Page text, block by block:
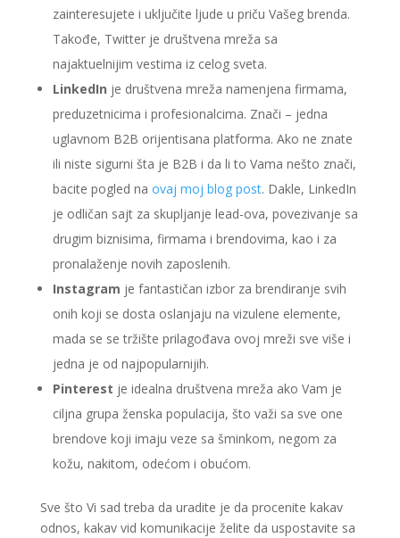
zainteresujete i uključite ljude u priču Vašeg brenda.
Takođe, Twitter je društvena mreža sa
najaktuelnijim vestima iz celog sveta.
LinkedIn je društvena mreža namenjena firmama,
preduzetnicima i profesionalcima. Znači – jedna
uglavnom B2B orijentisana platforma. Ako ne znate
ili niste sigurni šta je B2B i da li to Vama nešto znači,
bacite pogled na ovaj moj blog post. Dakle, LinkedIn
je odličan sajt za skupljanje lead-ova, povezivanje sa
drugim biznisima, firmama i brendovima, kao i za
pronalaženje novih zaposlenih.
Instagram je fantastičan izbor za brendiranje svih
onih koji se dosta oslanjaju na vizulene elemente,
mada se se tržište prilagođava ovoj mreži sve više i
jedna je od najpopularnijih.
Pinterest je idealna društvena mreža ako Vam je
ciljna grupa ženska populacija, što važi sa sve one
brendove koji imaju veze sa šminkom, negom za
kožu, nakitom, odećom i obućom.
Sve što Vi sad treba da uradite je da procenite kakav
odnos, kakav vid komunikacije želite da uspostavite sa